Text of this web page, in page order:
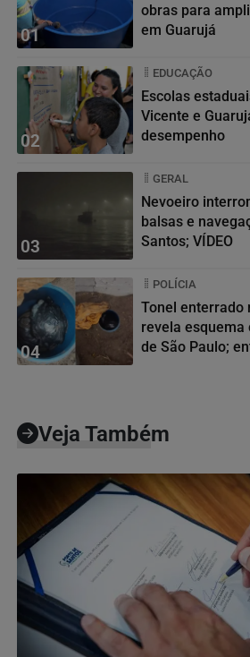
01
obras para
em Guarujá
02
EDUCAÇÃO
Escolas
Vicente e
desempenho
03
GERAL
Nevoeiro
balsas e
Santos; VÍDEO
04
POLÍCIA
Tonel enterrado
revela
de São Paulo;
Veja Também